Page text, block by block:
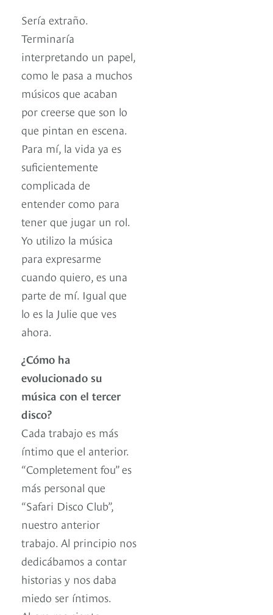
Sería extraño.
Terminaría
interpretando un papel,
como le pasa a muchos
músicos que acaban
por creerse que son lo
que pintan en escena.
Para mí, la vida ya es
suficientemente
complicada de
entender como para
tener que jugar un rol.
Yo utilizo la música
para expresarme
cuando quiero, es una
parte de mí. Igual que
lo es la Julie que ves
ahora.
¿Cómo ha
evolucionado su
música con el tercer
disco?
Cada trabajo es más
íntimo que el anterior.
“Completement fou” es
más personal que
“Safari Disco Club”,
nuestro anterior
trabajo. Al principio nos
dedicábamos a contar
historias y nos daba
miedo ser íntimos.